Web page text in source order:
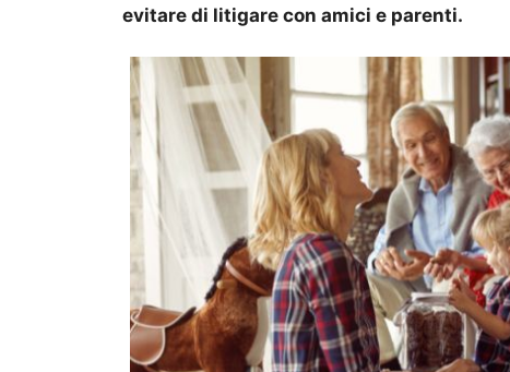
evitare di litigare con amici e parenti.